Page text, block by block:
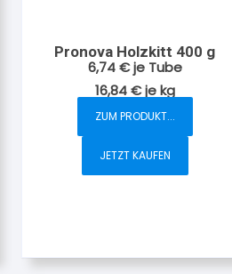
Pronova Holzkitt 400 g
6,74€ je Tube
16,84€jekg
ZUM PRODUKT...
JETZT KAUFEN